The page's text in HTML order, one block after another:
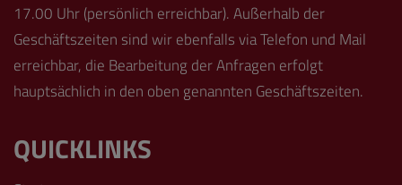
17.00 Uhr (persönlich erreichbar). Außerhalb der
Geschäftszeiten sind wir ebenfalls via Telefon und Mail
erreichbar, die Bearbeitung der Anfragen erfolgt
hauptsächlich in den oben genannten Geschäftszeiten.
QUICKLINKS